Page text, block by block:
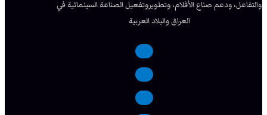
والتفاعل، ودعم صناع الأفلام، وتطويروتفعيل الصناعة السينمائية في
العراق والبلاد العربية